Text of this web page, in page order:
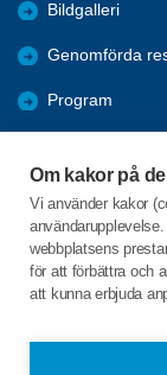
Om kakor på
Vi använder kakor
webbplatsens
för att förbättra och
att kunna erbjuda
Bildgalleri
Genomförda
Program
Årsmöten
Hänt i
C/o:Christer